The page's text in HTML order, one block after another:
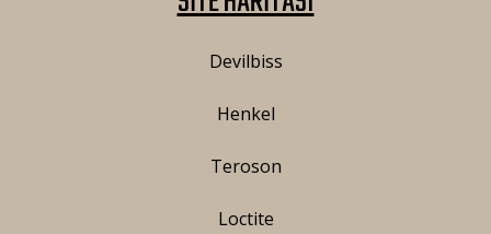
Devilbiss
Henkel
Teroson
Loctite